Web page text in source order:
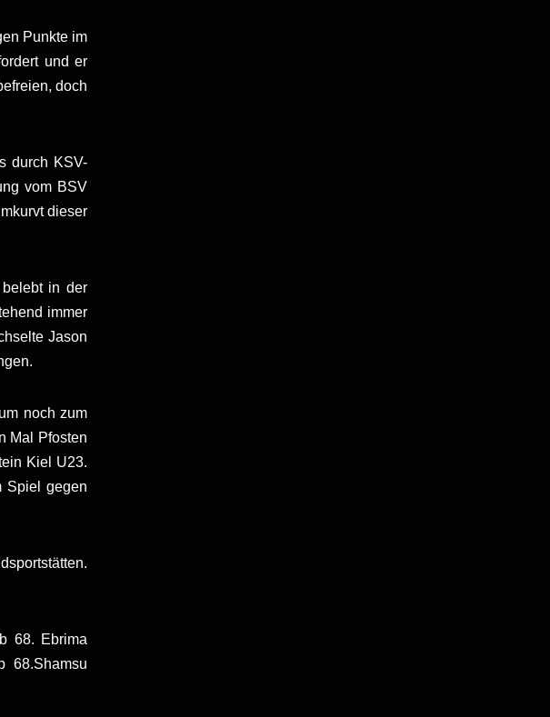
Punkte im
und er
doch
durch KSV-
vom BSV
dieser
in der
immer
Jason
noch zum
Mal Pfosten
Kiel U23.
Spiel gegen
68. Ebrima
68.Shamsu